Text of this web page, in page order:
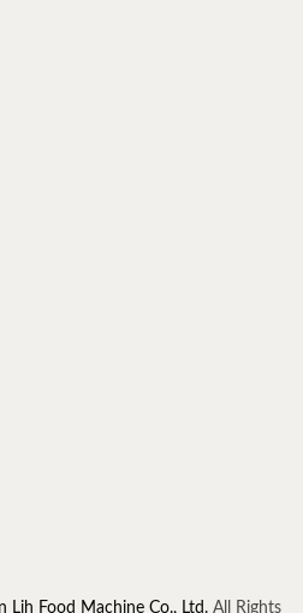
Lih Food Machine Co., Ltd.All Rights